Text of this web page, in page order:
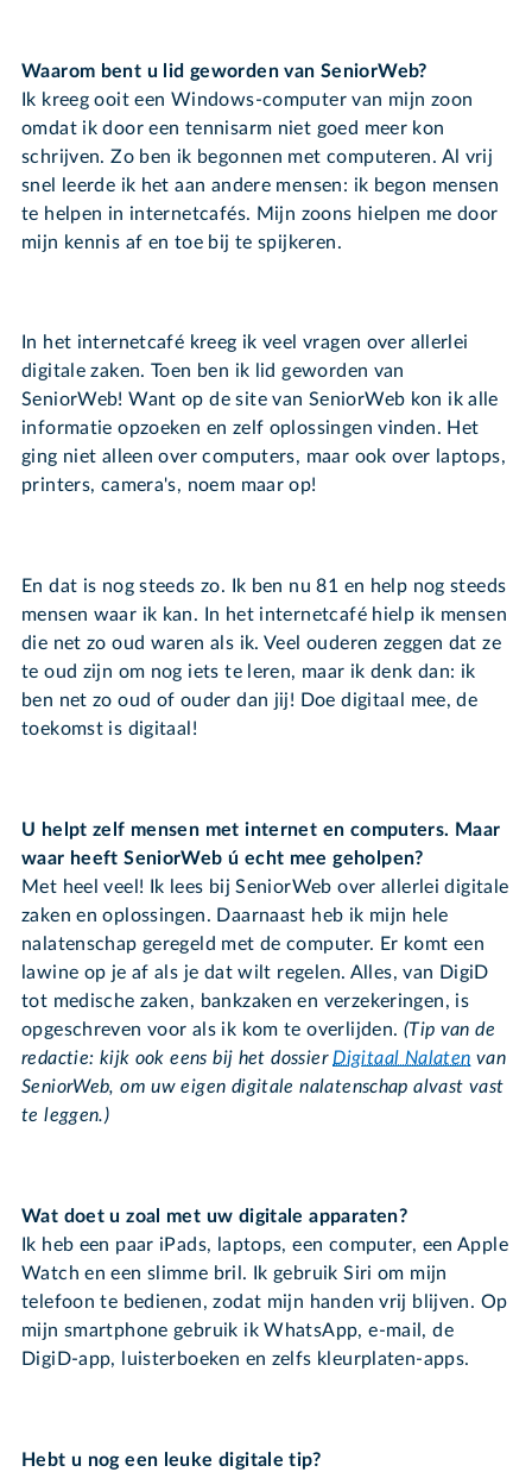
Waarom bent u lid geworden van SeniorWeb?
Ik kreeg ooit een Windows-computer van mijn zoon
omdat ik door een tennisarm niet goed meer kon
schrijven. Zo ben ik begonnen met computeren. Al vrij
snel leerde ik het aan andere mensen: ik begon mensen
te helpen in internetcafés. Mijn zoons hielpen me door
mijn kennis af en toe bij te spijkeren.
In het internetcafé kreeg ik veel vragen over allerlei
digitale zaken. Toen ben ik lid geworden van
SeniorWeb! Want op de site van SeniorWeb kon ik alle
informatie opzoeken en zelf oplossingen vinden. Het
ging niet alleen over computers, maar ook over laptops,
printers, camera's, noem maar op!
En dat is nog steeds zo. Ik ben nu 81 en help nog steeds
mensen waar ik kan. In het internetcafé hielp ik mensen
die net zo oud waren als ik. Veel ouderen zeggen dat ze
te oud zijn om nog iets te leren, maar ik denk dan: ik
ben net zo oud of ouder dan jij! Doe digitaal mee, de
toekomst is digitaal!
U helpt zelf mensen met internet en computers. Maar
waar heeft SeniorWeb ú echt mee geholpen?
Met heel veel! Ik lees bij SeniorWeb over allerlei digitale
zaken en oplossingen. Daarnaast heb ik mijn hele
nalatenschap geregeld met de computer. Er komt een
lawine op je af als je dat wilt regelen. Alles, van DigiD
tot medische zaken, bankzaken en verzekeringen, is
opgeschreven voor als ik kom te overlijden. (Tip van de
redactie: kijk ook eens bij het dossierDigitaal Nalaten van
SeniorWeb, om uw eigen digitale nalatenschap alvast vast
te leggen.)
Wat doet u zoal met uw digitale apparaten?
Ik heb een paar iPads, laptops, een computer, een Apple
Watch en een slimme bril. Ik gebruik Siri om mijn
telefoon te bedienen, zodat mijn handen vrij blijven. Op
mijn smartphone gebruik ik WhatsApp, e-mail, de
DigiD-app, luisterboeken en zelfs kleurplaten-apps.
Hebt u nog een leuke digitale tip?